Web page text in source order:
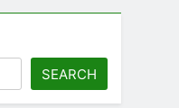
SEARCH